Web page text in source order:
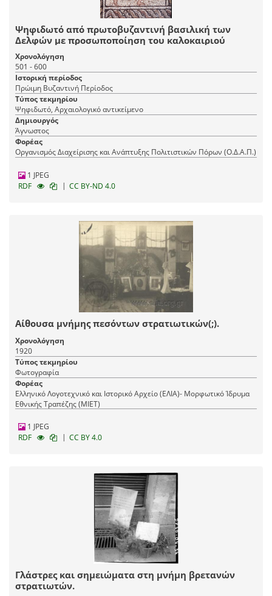
Ψηφιδωτό από πρωτοβυζαντινή βασιλική των
Δελφών με προσωποποίηση του καλοκαιριού
Χρονολόγηση
501 - 600
Ιστορική περίοδος
Πρώιμη Βυζαντινή Περίοδος
Τύπος τεκμηρίου
Ψηφιδωτό, Αρχαιολογικό αντικείμενο
Δημιουργός
Άγνωστος
Φορέας
Οργανισμός Διαχείρισης και Ανάπτυξης Πολιτιστικών Πόρων (Ο.Δ.Α.Π.)
1 JPEG
RDF
| CC BY-ND 4.0
Αίθουσα μνήμης πεσόντων στρατιωτικών(;).
Χρονολόγηση
1920
Τύπος τεκμηρίου
Φωτογραφία
Φορέας
Ελληνικό Λογοτεχνικό και Ιστορικό Αρχείο (ΕΛΙΑ)- Μορφωτικό Ίδρυμα
Εθνικής Τραπέζης (ΜΙΕΤ)
1 JPEG
RDF
| CC BY 4.0
Γλάστρες και σημειώματα στη μνήμη βρετανών
στρατιωτών.